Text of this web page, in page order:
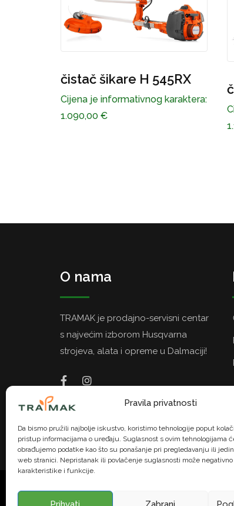
Pravila privatnosti
Da bismo pružili najbolje iskustvo, koristimo tehnologije poput
pristup informacijama o uređaju. Suglasnost s ovim tehnologijama
obrađujemo podatke kao što su ponašanje pri pregledavanju ili
web stranici. Nepristanak ili povlačenje suglasnosti može
karakteristike i funkcije.
H 545RX
karaktera:
čistač šikare H
Cijena je informativnog
O nama
TRAMAK je prodajno-servisni centar
s najvećim izborom Husqvarna
strojeva, alata i opreme u Dalmaciji!
© TRAMAK. Sva prava